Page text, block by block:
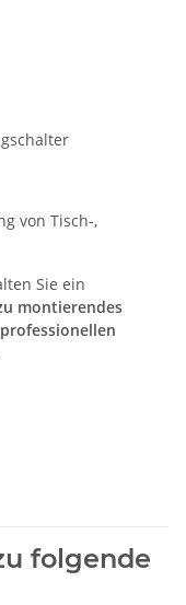
von Tisch-,
Sie ein
montierendes
professionellen
folgende